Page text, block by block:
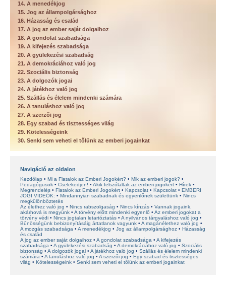
14. A menedékjog
15. Jog az állampolgársághoz
16. Házasság és család
17. A jog az ember saját dolgaihoz
18. A gondolat szabadsága
19. A kifejezés szabadsága
20. A gyülekezési szabadság
21. A demokráciához való jog
22. Szociális biztonság
23. A dolgozók jogai
24. A játékhoz való jog
25. Szállás és élelem mindenki számára
26. A tanuláshoz való jog
27. A szerzői jog
28. Egy szabad és tisztességes világ
29. Kötelességeink
30. Senki sem veheti el tőlünk az emberi jogainkat
Navigáció az oldalon
Kezdőlap Mi a Fiatalok az Emberi Jogokért?
Mik az emberi jogok?
Pedagógusok
Cselekedjen! Akik felszólaltak az emberi jogokért
Hírek
Megrendelés
Fiatalok az Emberi Jogokért Kapcsolat Kapcsolat
EMBERI
JOGI VIDEÓK:
Mindannyian szabadnak és egyenlőnek születtünk
Nincs
megkülönböztetés
Az élethez való jog
Nincs rabszolgaság Nincs kínzás
Vannak jogaink,
akárhová is megyünk
A törvény előtt mindenki egyenlő
Az emberi jogokat a
törvény védi
Nincs jogtalan letartóztatás
A nyilvános tárgyaláshoz való jog
Bűnösségünk bebizonyításáig ártatlanok vagyunk
A magánélethez való jog
A mozgás szabadsága
A menedékjog Jog az állampolgársághoz
Házasság
és család
A jog az ember saját dolgaihoz
A gondolat szabadsága
A kifejezés
szabadsága
A gyülekezési szabadság A demokráciához való jog
Szociális
biztonság
A dolgozók jogai A játékhoz való jog
Szállás és élelem mindenki
számára
A tanuláshoz való jog A szerzői jog
Egy szabad és tisztességes
világ
Kötelességeink Senki sem veheti el tőlünk az emberi jogainkat